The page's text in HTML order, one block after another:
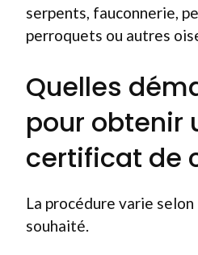
serpents, fauconnerie,
perroquets ou autres
Quelles
pour obtenir
certificat de
La procédure varie
souhaité.